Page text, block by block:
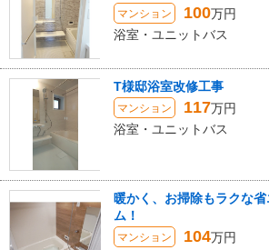
マンション 100万円
浴室・ユニットバス
T様邸浴室改修工事
マンション 117万円
浴室・ユニットバス
暖かく、お掃除もラクな
ム！
マンション 104万円